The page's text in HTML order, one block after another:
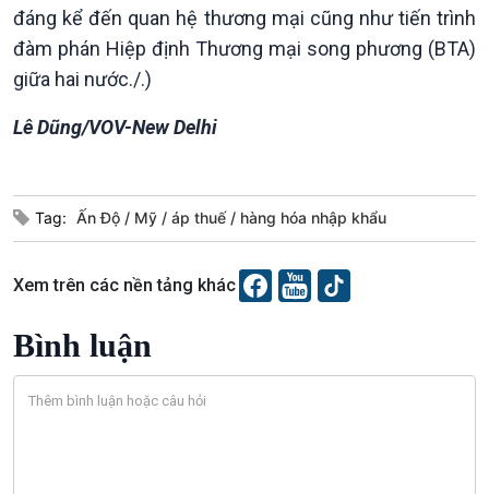
Tin Văn hoá & Du lịch
Câu chuyện Thể thao
Infographic
E-Magazine
đáng kể đến quan hệ thương mại cũng như tiến trình
đàm phán Hiệp định Thương mại song phương (BTA)
giữa hai nước./.)
Lê Dũng/VOV-New Delhi
Tag: Ấn Độ Mỹ áp thuế hàng hóa nhập khẩu
Xem trên các nền tảng khác
Bình luận